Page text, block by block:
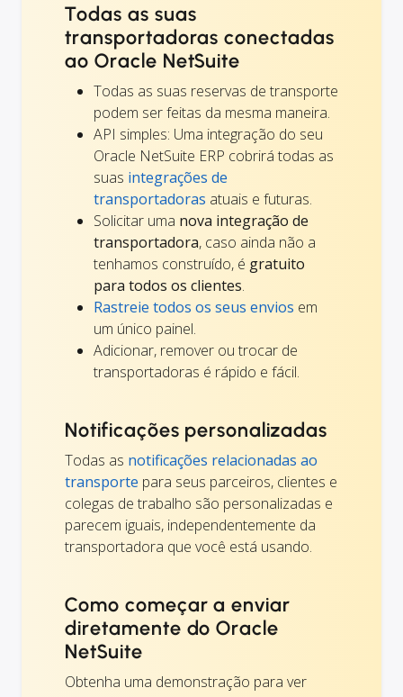
Todas as suas
transportadoras conectadas
ao Oracle NetSuite
Todas as suas reservas de transporte
podem ser feitas da mesma maneira.
API simples: Uma integração do seu
Oracle NetSuite ERP cobrirá todas as
suas integrações de
transportadoras atuais e futuras.
Solicitar uma nova integração de
transportadora, caso ainda não a
tenhamos construído, é gratuito
para todos os clientes.
Rastreie todos os seus envios em
um único painel.
Adicionar, remover ou trocar de
transportadoras é rápido e fácil.
Notificações personalizadas
Todas as notificações relacionadas ao
transporte para seus parceiros, clientes e
colegas de trabalho são personalizadas e
parecem iguais, independentemente da
transportadora que você está usando.
Como começar a enviar
diretamente do Oracle
NetSuite
Obtenha uma demonstração para ver